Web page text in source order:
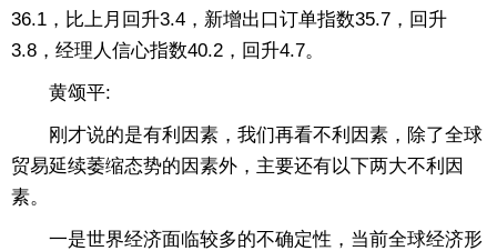
36.1，比上月回升3.4，新增出口订单指数35.7，回升
3.8，经理人信心指数40.2，回升4.7。
黄颂平:
刚才说的是有利因素，我们再看不利因素，除了全球
贸易延续萎缩态势的因素外，主要还有以下两大不利因
素。
一是世界经济面临较多的不确定性，当前全球经济形